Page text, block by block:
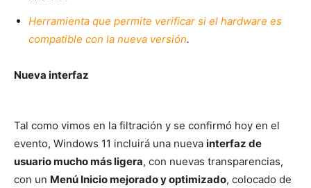
Herramienta que permite verificar si el hardware es
compatible con la nueva versión.
Nueva interfaz
Tal como vimos en la filtración y se confirmó hoy en el
evento, Windows 11 incluirá una nueva interfaz de
usuario mucho más ligera, con nuevas transparencias,
con un Menú Inicio mejorado y optimizado, colocado de